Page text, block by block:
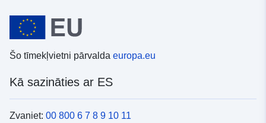
Šo tīmekļvietni pārvalda europa.eu
Kā sazināties ar ES
Zvaniet: 00 800 6 7 8 9 10 11